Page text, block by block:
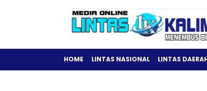
HOME LINTAS NASIONAL LINTAS